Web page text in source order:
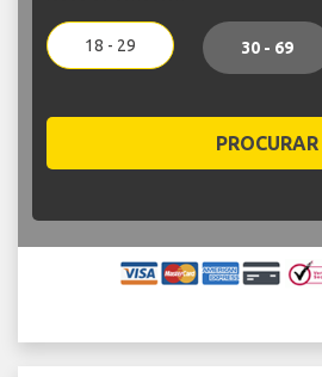
18 - 29 30 - 69
PROCURAR